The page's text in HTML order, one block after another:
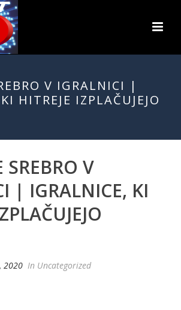
V IGRALNICI |
HITREJE IZPLAČUJEJO
SREBRO V
| IGRALNICE, KI
2020 In Uncategorized